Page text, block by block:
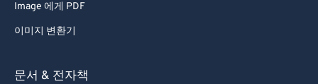
Image 에게 PDF
이미지 변환기
문서 & 전자책